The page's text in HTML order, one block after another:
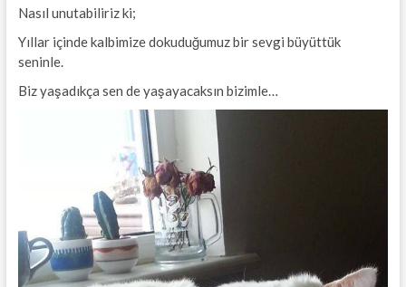
Nasıl unutabiliriz ki;
Yıllar içinde kalbimize dokuduğumuz bir sevgi büyüttük
seninle.
Biz yaşadıkça sen de yaşayacaksın bizimle…